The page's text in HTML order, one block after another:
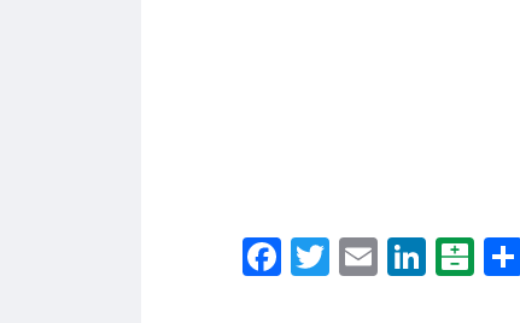
Facebook
Twitter
Email